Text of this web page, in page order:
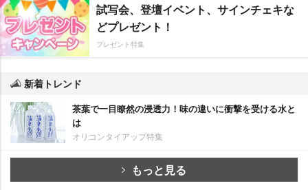
試写会、登壇イベント、サインチェキな
どプレゼント！
プレゼント特集
新着トレンド
茶葉で一目瞭然の浸透力！味の違いに衝撃を受ける水と
は
オリコンタイアップ特集
もっと見る